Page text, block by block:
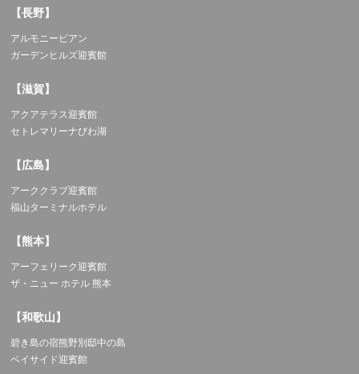
【長野】
アルモニービアン
ガーデンヒルズ迎賓館
【滋賀】
アクアテラス迎賓館
セトレマリーナびわ湖
【広島】
アーククラブ迎賓館
福山ターミナルホテル
【熊本】
アーフェリーク迎賓館
ザ・ニュー ホテル 熊本
【和歌山】
碧き島の宿熊野別邸中の島
ベイサイド迎賓館